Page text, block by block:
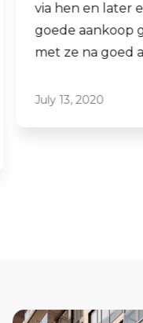
via hen en later
goede aankoop
met ze na goed
July 13, 2020